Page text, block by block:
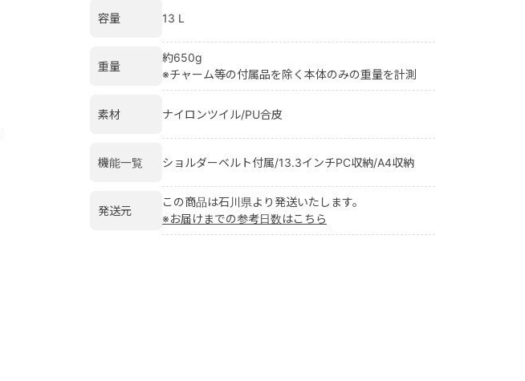
発送元
この商品は石川県より発送いたします。
※お届けまでの参考日数はこちら
容量 13 L
重量
約650g
※チャーム等の付属品を除く本体のみの重量を計測
素材 ナイロンツイル/PU合皮
機能一覧 ショルダーベルト付属/13.3インチPC収納/A4収納